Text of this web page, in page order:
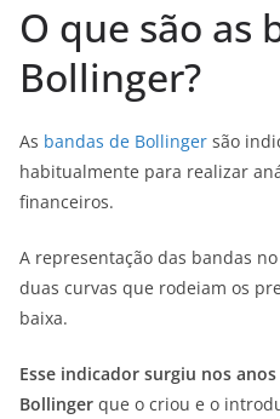
O que são as
Bollinger?
As bandas de Bollinger são
habitualmente para realizar
financeiros.
A representação das bandas
duas curvas que rodeiam os
baixa.
Esse indicador surgiu nos
Bollinger que o criou e o